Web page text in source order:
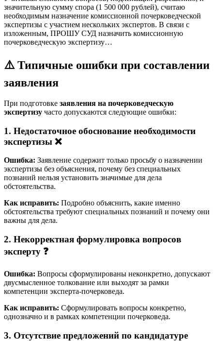
значительную сумму спора (1 500 000 рублей), считаю
необходимым назначение комиссионной почерковедческой
экспертизы с участием нескольких экспертов. В связи с
изложенным, ПРОШУ СУД назначить комиссионную
почерковедческую экспертизу…
⚠️ Типичные ошибки при составлении
заявления
При подготовке заявления на почерковедческую
экспертизу часто допускаются следующие ошибки:
1. Недостаточное обоснование необходимости
экспертизы ❌
Ошибка: Заявление содержит только просьбу о назначении
экспертизы без объяснения, почему без специальных
познаний нельзя установить значимые для дела
обстоятельства.
Как исправить: Подробно объяснить, какие именно
обстоятельства требуют специальных познаний и почему они
важны для дела.
2. Некорректная формулировка вопросов
эксперту ❓
Ошибка: Вопросы сформулированы неконкретно, допускают
двусмысленное толкование или выходят за рамки
компетенции эксперта-почерковеда.
Как исправить: Сформулировать вопросы конкретно,
однозначно и в рамках компетенции почерковеда.
3. Отсутствие предложений по кандидатуре